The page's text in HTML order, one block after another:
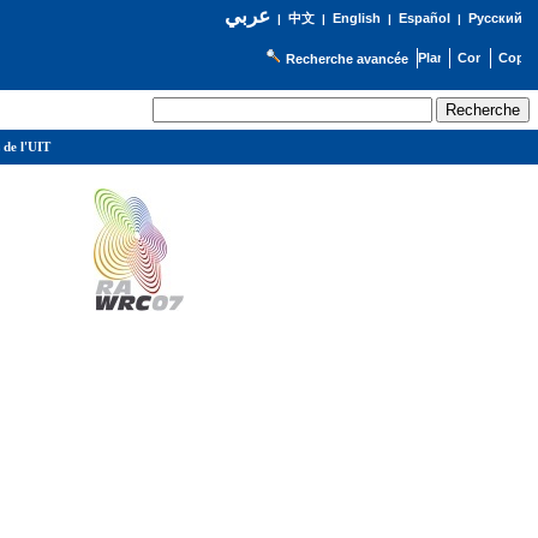
عربي| 中文| English | Español | Русский
Recherche avancée
de l'UIT